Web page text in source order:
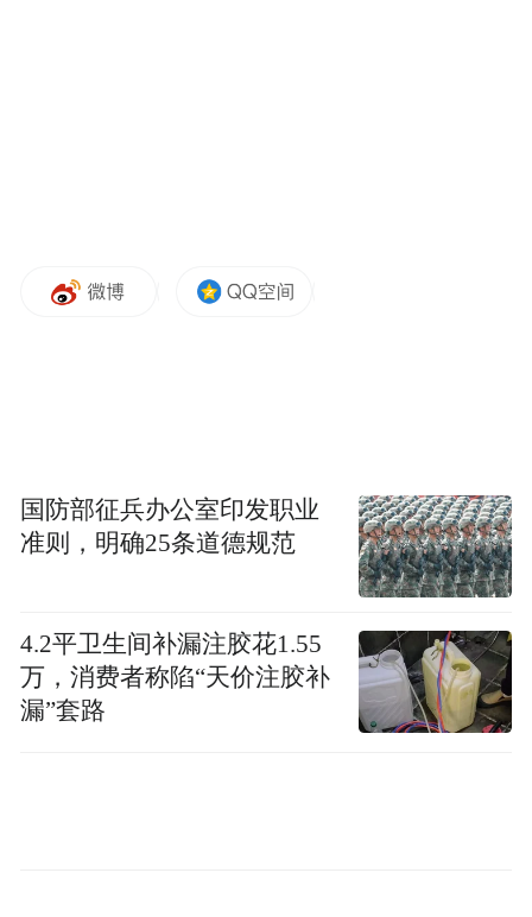
不到三分钟，部署在首都西南帕洛内格罗的
S-300VM“安泰-2500”远程防空系统阵地火光
冲天——
国防部征兵办公室印发职业
准则，明确25条道德规范
4.2平卫生间补漏注胶花1.55
万，消费者称陷“天价注胶补
漏”套路